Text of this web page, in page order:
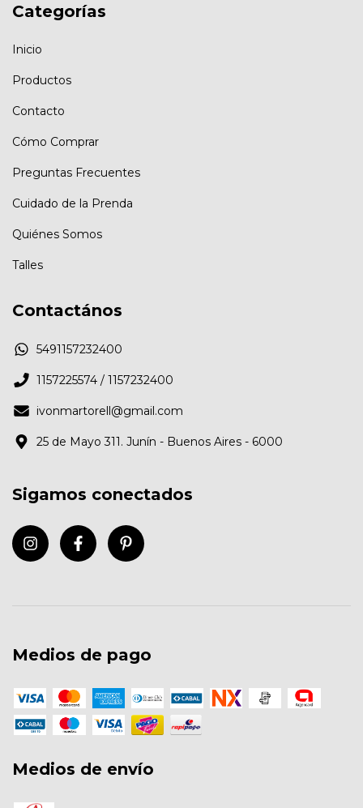
Categorías
Inicio
Productos
Contacto
Cómo Comprar
Preguntas Frecuentes
Cuidado de la Prenda
Quiénes Somos
Talles
Contactános
5491157232400
1157225574 / 1157232400
ivonmartorell@gmail.com
25 de Mayo 311. Junín - Buenos Aires - 6000
Sigamos conectados
Medios de pago
Medios de envío